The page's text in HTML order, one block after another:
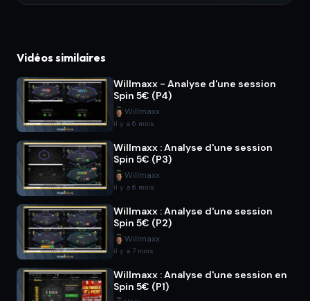
Vidéos similaires
Willmaxx - Analyse d'une session
Spin 5€ (P4)
Willmaxx
il y a 6 mois
Willmaxx : Analyse d'une session
Spin 5€ (P3)
Willmaxx
il y a 6 mois
Willmaxx : Analyse d'une session
Spin 5€ (P2)
Willmaxx
il y a 7 mois
Willmaxx : Analyse d'une session en
Spin 5€ (P1)